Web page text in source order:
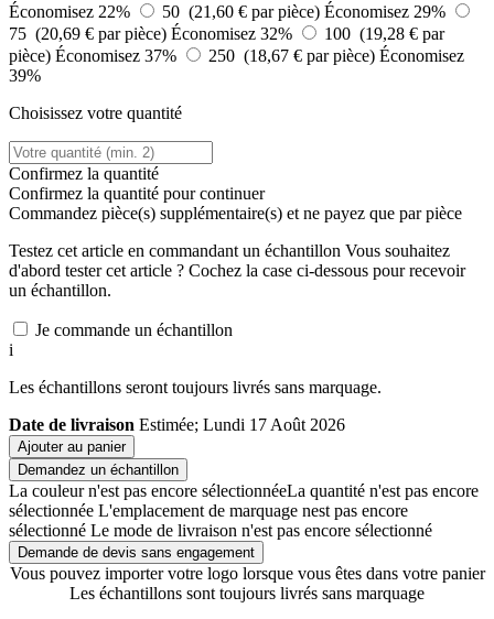
Économisez 22%
50 (21,60 € par pièce) Économisez 29%
75 (20,69 € par pièce) Économisez 32%
100 (19,28 € par
pièce) Économisez 37% 250 (18,67 € par pièce) Économisez
39%
Choisissez votre quantité
Confirmez la quantité
Confirmez la quantité pour continuer
Commandez pièce(s) supplémentaire(s) et ne payez que par pièce
Testez cet article en commandant un échantillon Vous souhaitez
d'abord tester cet article ? Cochez la case ci-dessous pour recevoir
un échantillon.
Je commande un échantillon
i
Les échantillons seront toujours livrés sans marquage.
Date de livraison Estimée; Lundi 17 Août 2026
Ajouter au panier
Demandez un échantillon
La couleur n'est pas encore sélectionnéeLa quantité n'est pas encore
sélectionnée L'emplacement de marquage nest pas encore
sélectionné Le mode de livraison n'est pas encore sélectionné
Demande de devis sans engagement
Vous pouvez importer votre logo lorsque vous êtes dans votre panier
Les échantillons sont toujours livrés sans marquage